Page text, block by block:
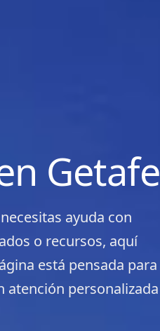
Getafe
ayuda con
o recursos, aquí
está pensada para
atención personalizada